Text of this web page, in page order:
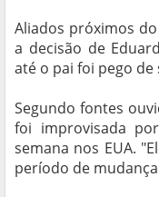
Aliados próximos
a decisão de
até o pai foi pego
Segundo fontes
foi improvisada
semana nos EUA.
período de